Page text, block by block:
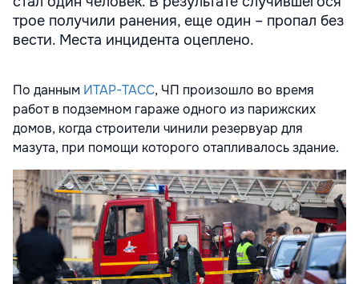
трое получили ранения, еще один – пропал без
вести. Места инцидента оцеплено.
По данным ИТАР-ТАСС, ЧП произошло во время
работ в подземном гараже одного из парижских
домов, когда строители чинили резервуар для
мазута, при помощи которого отапливалось здание.